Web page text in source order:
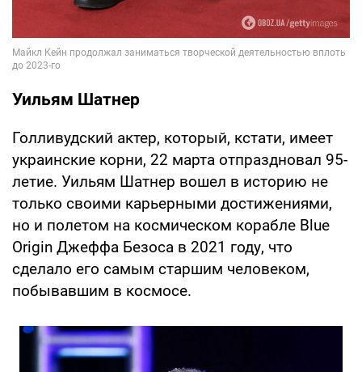
Уильям Шатнер
Голливудский актер, который, кстати, имеет
украинские корни, 22 марта отпраздновал 95-
летие. Уильям Шатнер вошел в историю не
только своими карьерными достижениями,
но и полетом на космическом корабле Blue
Origin Джеффа Безоса в 2021 году, что
сделало его самым старшим человеком,
побывавшим в космосе.